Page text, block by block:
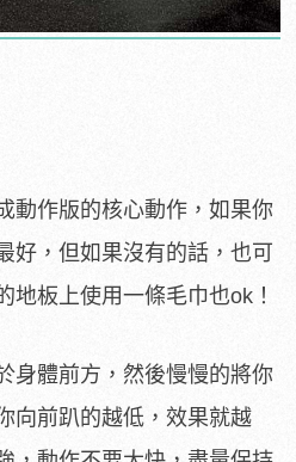
動作版的核心動作，如果你
好，但如果沒有的話，也可
地板上使用一條毛巾也ok！
身體前方，然後慢慢的將你
向前趴的越低，效果就越